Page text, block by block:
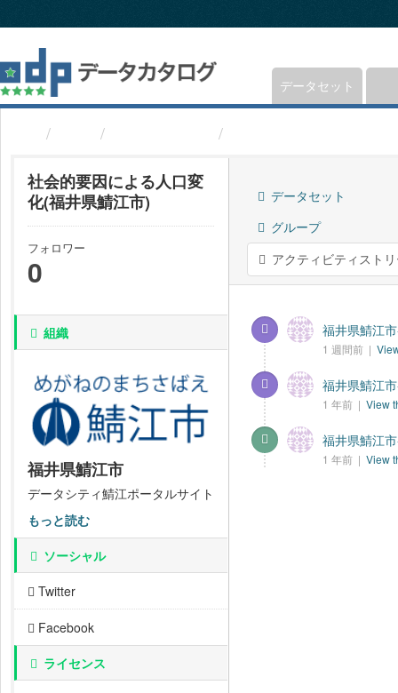
キ
プ
し
て
データセット
社会的要因による人口変
化(福井県鯖江市)
フォロワー
0
組織
福井県鯖江市
データシティ鯖江ポータルサイト
もっと読む
ソーシャル
Twitter
Facebook
ライセンス
データセット
グループ
アクティビティスト
福井県鯖江
1 週間前 |
福井県鯖江
1 年前 | View
福井県鯖江
1 年前 | View